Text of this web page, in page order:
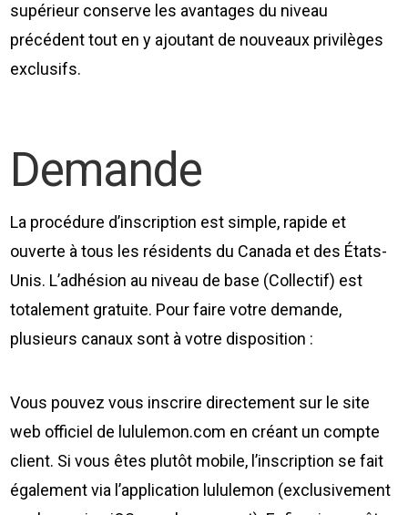
supérieur conserve les avantages du niveau
précédent tout en y ajoutant de nouveaux privilèges
exclusifs.
Demande
La procédure d’inscription est simple, rapide et
ouverte à tous les résidents du Canada et des États-
Unis. L’adhésion au niveau de base (Collectif) est
totalement gratuite. Pour faire votre demande,
plusieurs canaux sont à votre disposition :
Vous pouvez vous inscrire directement sur le site
web officiel de lululemon.com en créant un compte
client. Si vous êtes plutôt mobile, l’inscription se fait
également via l’application lululemon (exclusivement